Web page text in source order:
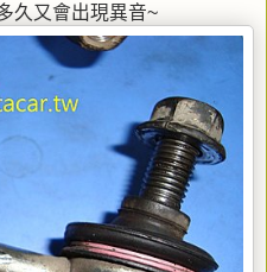
久又會出現異音~